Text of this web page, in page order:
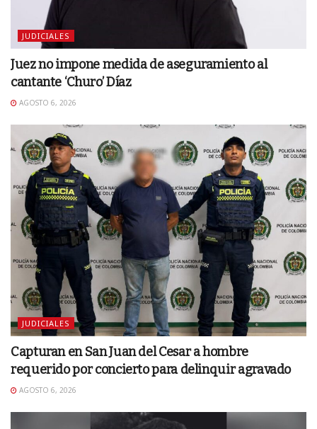
JUDICIALES
Juez no impone medida de aseguramiento al
cantante ‘Churo’ Díaz
AGOSTO 6, 2026
JUDICIALES
Capturan en San Juan del Cesar a hombre
requerido por concierto para delinquir agravado
AGOSTO 6, 2026